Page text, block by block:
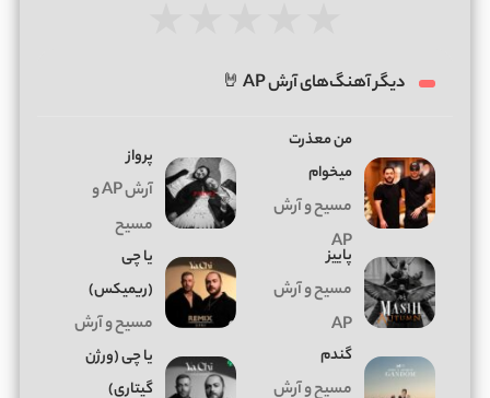
دیگر آهنگ‌های آرش AP 🤘
من معذرت
میخوام
مسیح و آرش
AP
پرواز
آرش AP و
مسیح
پاییز
مسیح و آرش
AP
یا چی
(ریمیکس)
مسیح و آرش
گندم
مسیح و آرش
یا چی (ورژن
گیتاری)